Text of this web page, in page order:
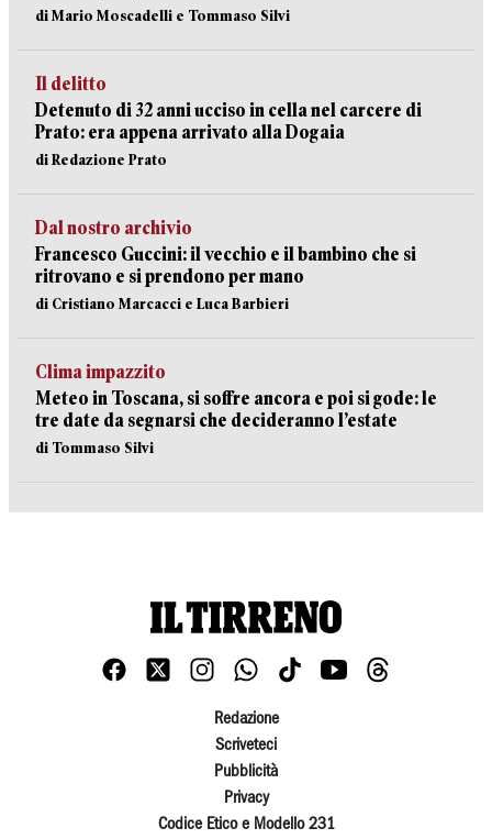
di Mario Moscadelli e Tommaso Silvi
Il delitto
Detenuto di 32 anni ucciso in cella nel carcere di
Prato: era appena arrivato alla Dogaia
di Redazione Prato
Dal nostro archivio
Francesco Guccini: il vecchio e il bambino che si
ritrovano e si prendono per mano
di Cristiano Marcacci e Luca Barbieri
Clima impazzito
Meteo in Toscana, si soffre ancora e poi si gode: le
tre date da segnarsi che decideranno l’estate
di Tommaso Silvi
Redazione
Scriveteci
Pubblicità
Privacy
Codice Etico e Modello 231